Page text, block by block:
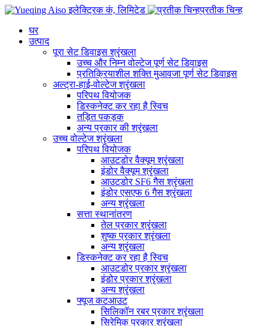
प्रतीक चिन्ह
घर
उत्पाद
पूरा सेट डिवाइस श्रृंखला
उच्च और निम्न वोल्टेज पूर्ण सेट डिवाइस
प्रतिक्रियाशील शक्ति मुआवजा पूर्ण सेट डिवाइस
अल्ट्रा-हाई-वोल्टेज श्रृंखला
परिपथ वियोजक
डिस्कनेक्ट कर रहा है स्विच
तड़ित पकड़क
अन्य प्रकार की श्रृंखला
उच्च वोल्टेज श्रृंखला
परिपथ वियोजक
आउटडोर वैक्यूम श्रृंखला
इंडोर वैक्यूम श्रृंखला
आउटडोर SF6 गैस श्रृंखला
इंडोर एसएफ 6 गैस श्रृंखला
अन्य श्रृंखला
सत्ता स्थानांतरण
तेल प्रकार श्रृंखला
शुष्क प्रकार श्रृंखला
अन्य श्रृंखला
डिस्कनेक्ट कर रहा है स्विच
आउटडोर प्रकार श्रृंखला
इंडोर प्रकार श्रृंखला
अन्य श्रृंखला
फ्यूज कटआउट
सिलिकॉन रबर प्रकार श्रृंखला
सिरेमिक प्रकार श्रृंखला